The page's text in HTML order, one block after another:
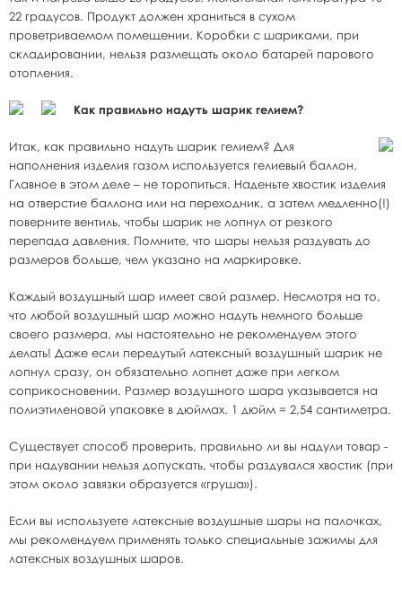
22 градусов. Продукт должен храниться в сухом
проветриваемом помещении. Коробки с шариками, при
складировании, нельзя размещать около батарей парового
отопления.
Как правильно надуть шарик гелием?
Итак, как правильно надуть шарик гелием? Для
наполнения изделия газом используется гелиевый баллон.
Главное в этом деле – не торопиться. Наденьте хвостик изделия
на отверстие баллона или на переходник, а затем медленно(!)
поверните вентиль, чтобы шарик не лопнул от резкого
перепада давления. Помните, что шары нельзя раздувать до
размеров больше, чем указано на маркировке.
Каждый воздушный шар имеет свой размер. Несмотря на то,
что любой воздушный шар можно надуть немного больше
своего размера, мы настоятельно не рекомендуем этого
делать! Даже если передутый латексный воздушный шарик не
лопнул сразу, он обязательно лопнет даже при легком
соприкосновении. Размер воздушного шара указывается на
полиэтиленовой упаковке в дюймах. 1 дюйм = 2,54 сантиметра.
Существует способ проверить, правильно ли вы надули товар -
при надувании нельзя допускать, чтобы раздувался хвостик (при
этом около завязки образуется «груша»).
Если вы используете латексные воздушные шары на палочках,
мы рекомендуем применять только специальные зажимы для
латексных воздушных шаров.